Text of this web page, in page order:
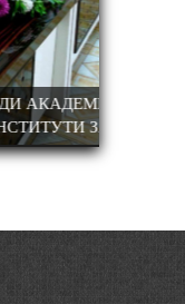
УСТОД АЙНӢ
АДАБИЁТИ
ЗАБОН